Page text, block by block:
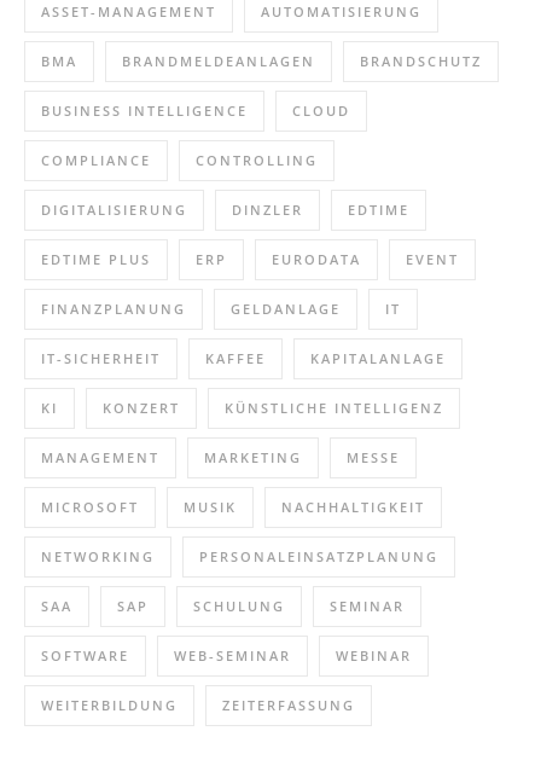
ASSET-MANAGEMENT AUTOMATISIERUNG
BMA BRANDMELDEANLAGEN BRANDSCHUTZ
BUSINESS INTELLIGENCE CLOUD
COMPLIANCE CONTROLLING
DIGITALISIERUNG DINZLER EDTIME
EDTIME PLUS ERP EURODATA EVENT
FINANZPLANUNG GELDANLAGE IT
IT-SICHERHEIT KAFFEE KAPITALANLAGE
KI KONZERT KÜNSTLICHE INTELLIGENZ
MANAGEMENT MARKETING MESSE
MICROSOFT MUSIK NACHHALTIGKEIT
NETWORKING PERSONALEINSATZPLANUNG
SAA SAP SCHULUNG SEMINAR
SOFTWARE WEB-SEMINAR WEBINAR
WEITERBILDUNG ZEITERFASSUNG